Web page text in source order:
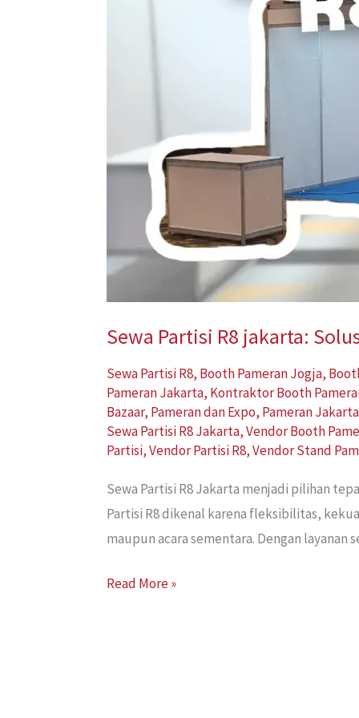
Sewa Partisi R8 jakarta:
Sewa Partisi R8, Booth Pameran Jogja,
Pameran Jakarta, Kontraktor Booth
Bazaar, Pameran dan Expo, Pameran Jakarta
Sewa Partisi R8 Jakarta,Vendor Booth
Partisi,Vendor Partisi R8,Vendor Stand
Sewa Partisi R8 Jakarta menjadi pilihan
Partisi R8 dikenal karena fleksibilitas,
maupun acara sementara. Dengan
Read More »